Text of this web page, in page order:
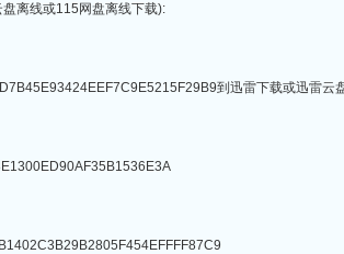
离线或115网盘离线下载):
到迅雷下载或迅雷云